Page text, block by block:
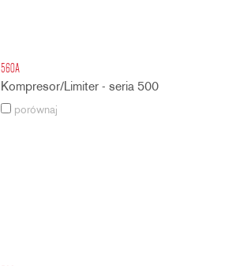
560A
Kompresor/Limiter - seria 500
porównaj